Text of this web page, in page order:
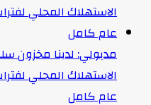
مدبولي: لدينا مخزون
الاستهلاك المحلي
عام كامل